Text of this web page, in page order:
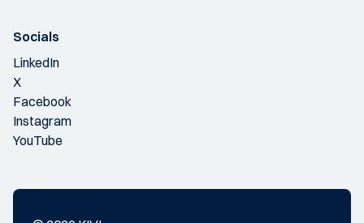
Socials
LinkedIn
X
Facebook
Instagram
YouTube